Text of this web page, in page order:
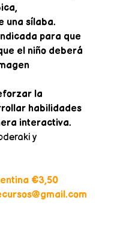
una sílaba.
para que
el niño deberá
la
habilidades
interactiva.
y
€3,50